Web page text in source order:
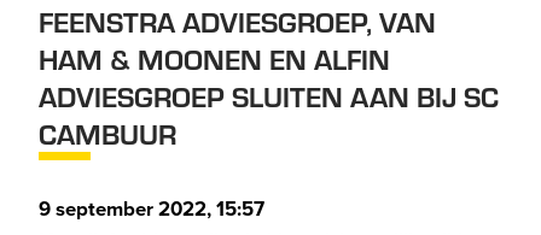
FEENSTRA ADVIESGROEP, VAN
HAM & MOONEN EN ALFIN
ADVIESGROEP SLUITEN AAN BIJ SC
CAMBUUR
9 september 2022, 15:57